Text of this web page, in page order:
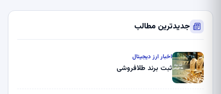
جدیدترین مطالب
اخبار ارز دیجیتال
ثبت برند طلافروشی